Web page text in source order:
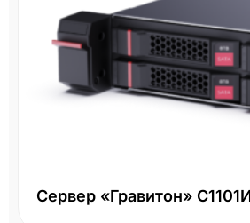
Сервер «Гравитон»